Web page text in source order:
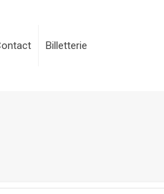
Billetterie